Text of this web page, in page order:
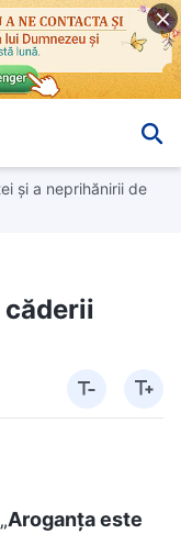
și a neprihănirii de
Aroganța este